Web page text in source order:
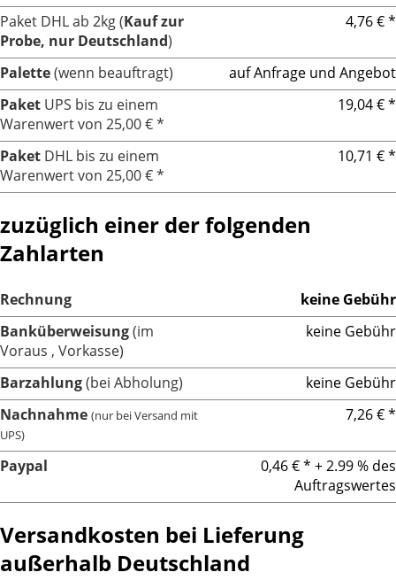
Paket DHL ab 2kg (Kauf zur
Probe, nur Deutschland)
4,76 € *
Palette(wenn beauftragt)
auf Anfrage und Angebot
Paket UPS bis zu einem
Warenwert von 25,00 € *
19,04 € *
Paket DHL bis zu einem
Warenwert von 25,00 € *
10,71 € *
zuzüglich einer der folgenden
Zahlarten
Rechnung
keine Gebühr
Banküberweisung(im
Voraus , Vorkasse)
keine Gebühr
Barzahlung(bei Abholung)
keine Gebühr
Nachnahme (nur bei Versand mit
UPS)
7,26 € *
Paypal
0,46 € * + 2.99 % des
Auftragswertes
Versandkosten bei Lieferung
außerhalb Deutschland